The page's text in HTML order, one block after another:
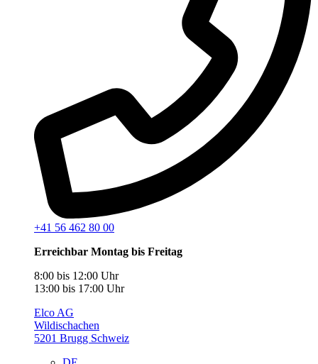
+41 56 462 80 00
Erreichbar Montag bis Freitag
8:00 bis 12:00 Uhr
13:00 bis 17:00 Uhr
Elco AG
Wildischachen
5201 Brugg Schweiz